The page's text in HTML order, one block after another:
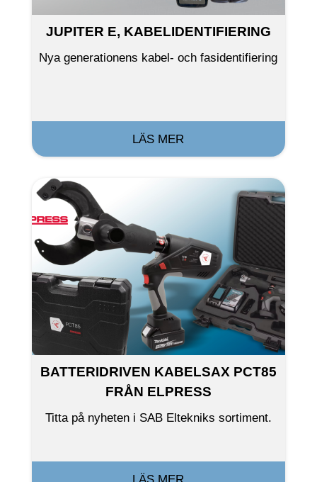
JUPITER E, KABELIDENTIFIERING
Nya generationens kabel- och fasidentifiering
LÄS MER
BATTERIDRIVEN KABELSAX PCT85
FRÅN ELPRESS
Titta på nyheten i SAB Eltekniks sortiment.
LÄS MER